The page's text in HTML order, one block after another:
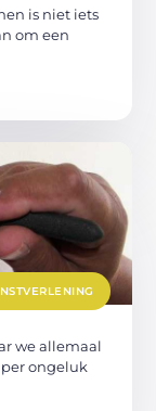
is niet iets
om een
we allemaal
ongeluk